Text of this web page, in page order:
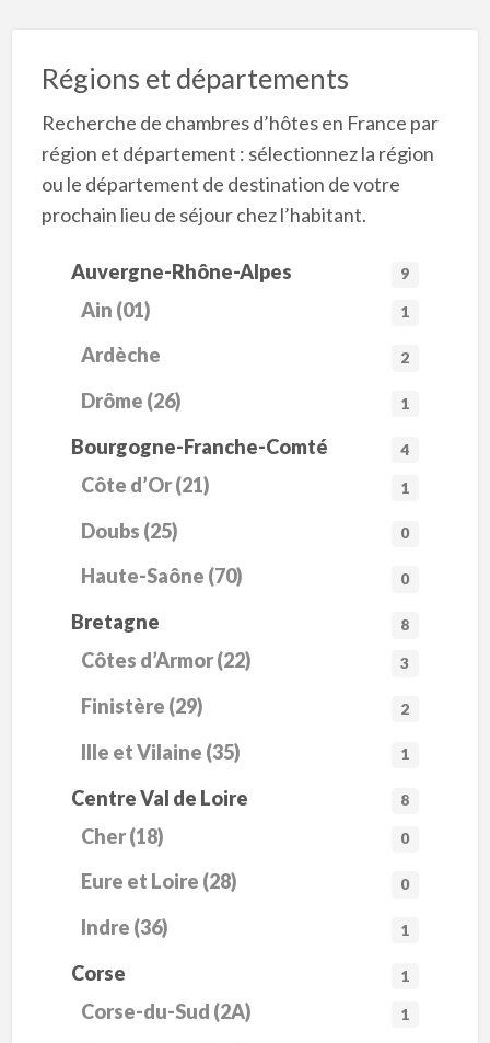
Régions et départements
Recherche de chambres d’hôtes en France par
région et département : sélectionnez la région
ou le département de destination de votre
prochain lieu de séjour chez l’habitant.
Auvergne-Rhône-Alpes 9
Ain (01) 1
Ardèche 2
Drôme (26) 1
Bourgogne-Franche-Comté 4
Côte d’Or (21) 1
Doubs (25) 0
Haute-Saône (70) 0
Bretagne 8
Côtes d’Armor (22) 3
Finistère (29) 2
Ille et Vilaine (35) 1
Centre Val de Loire 8
Cher (18) 0
Eure et Loire (28) 0
Indre (36) 1
Corse 1
Corse-du-Sud (2A) 1